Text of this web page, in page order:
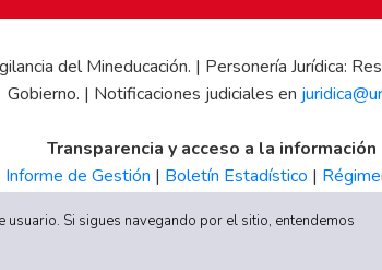
del Mineducación. | Personería
Gobierno. | Notificaciones judiciales en
Transparencia y acceso a la
Informe de Gestión | Boletín Estadístico |
Si sigues navegando por el sitio, entendemos